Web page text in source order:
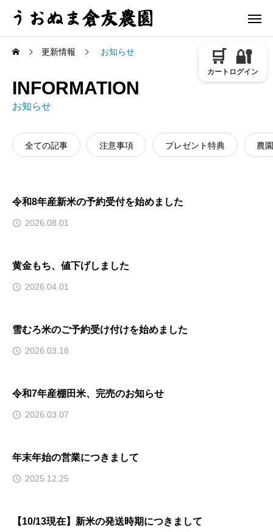
🛒
カート
🔐
ログイン
更新情報 お知らせ
INFORMATION
お知らせ
全ての記事 注意事項 プレゼント特典 農
令和8年産新米の予約受付を始めました
2026.08.01
黄金もち、値下げしました
2026.04.01
雪むろ米のご予約受け付けを始めました
2026.03.18
令和7年産棚田米、完売のお知らせ
2026.03.07
年末年始の営業につきまして
2025.12.25
【10/13現在】新米の発送時期につきまして